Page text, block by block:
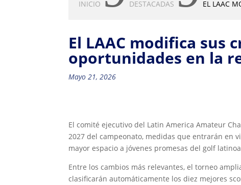
INICIO DESTACADAS EL LAAC
El LAAC modifica sus
oportunidades en la
Mayo 21, 2026
El comité ejecutivo del Latin America Amateur
2027 del campeonato, medidas que entrarán en
mayor espacio a jóvenes promesas del golf
Entre los cambios más relevantes, el torneo
clasificarán automáticamente los diez mejores